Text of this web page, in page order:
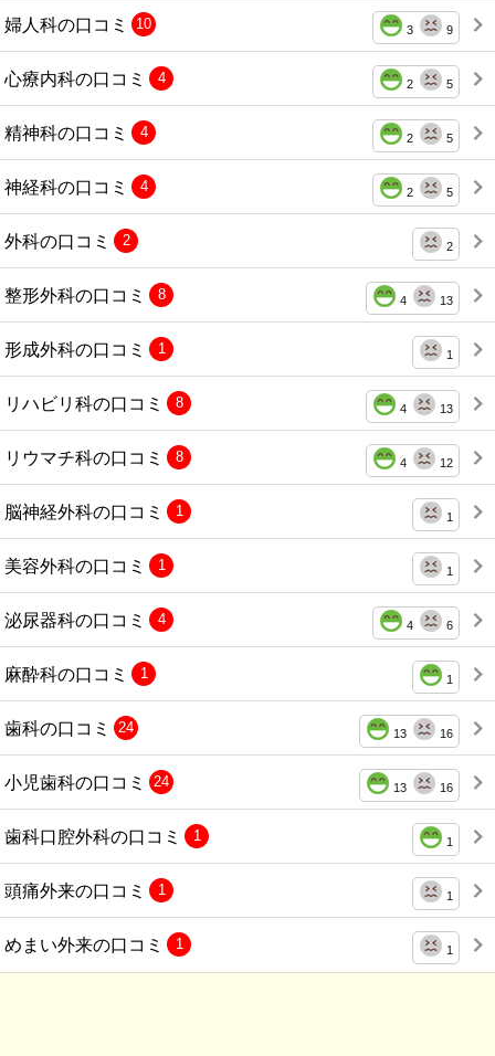
婦人科の口コミ 3 9
10
心療内科の口コミ 2 5
4
精神科の口コミ 2 5
4
神経科の口コミ 2 5
4
外科の口コミ 2
2
整形外科の口コミ 4 13
8
形成外科の口コミ 1
1
リハビリ科の口コミ 4 13
8
リウマチ科の口コミ 4 12
8
脳神経外科の口コミ 1
1
美容外科の口コミ 1
1
泌尿器科の口コミ 4 6
4
麻酔科の口コミ 1
1
歯科の口コミ 13 16
24
小児歯科の口コミ 13 16
24
歯科口腔外科の口コミ 1
1
頭痛外来の口コミ 1
1
めまい外来の口コミ 1
1